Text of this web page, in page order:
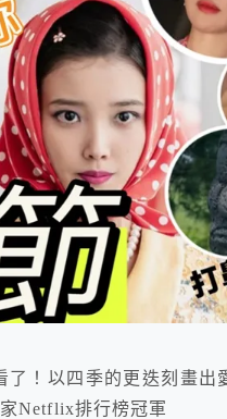
！以四季的更迭刻畫出
Netflix排行榜冠軍